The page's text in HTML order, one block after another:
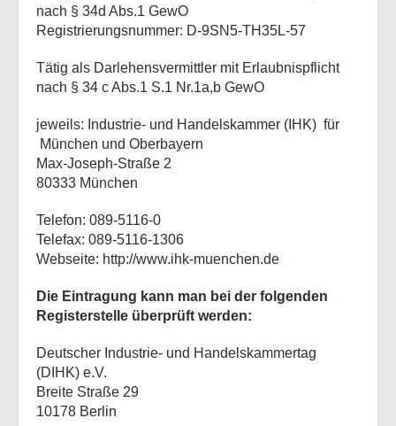
nach § 34d Abs.1 GewO
Registrierungsnummer: D-9SN5-TH35L-57
Tätig als Darlehensvermittler mit Erlaubnispflicht
nach § 34 c Abs.1 S.1 Nr.1a,b GewO
jeweils: Industrie- und Handelskammer (IHK) für
München und Oberbayern
Max-Joseph-Straße 2
80333 München
Telefon: 089-5116-0
Telefax: 089-5116-1306
Webseite: http://www.ihk-muenchen.de
Die Eintragung kann man bei der folgenden
Registerstelle überprüft werden:
Deutscher Industrie- und Handelskammertag
(DIHK) e.V.
Breite Straße 29
10178 Berlin